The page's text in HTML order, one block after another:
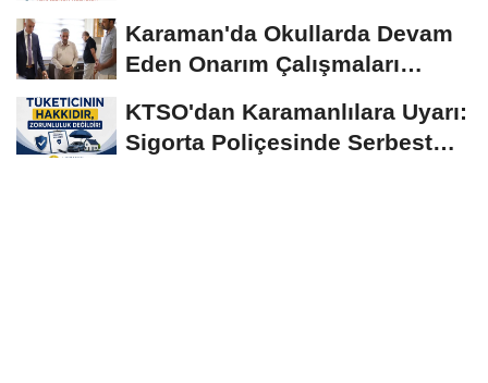
Karaman'da Okullarda Devam
Eden Onarım Çalışmaları
KTSO'dan Karamanlılara Uyarı:
Sigorta Poliçesinde Serbest